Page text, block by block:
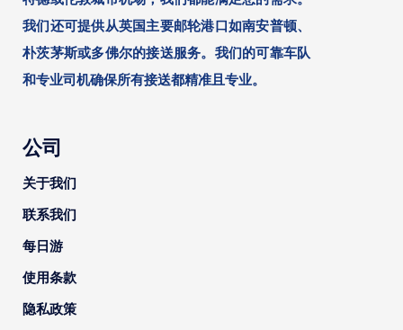
我们还可提供从英国主要邮轮港口如南安普顿、
朴茨茅斯或多佛尔的接送服务。我们的可靠车队
和专业司机确保所有接送都精准且专业。
公司
关于我们
联系我们
每日游
使用条款
隐私政策